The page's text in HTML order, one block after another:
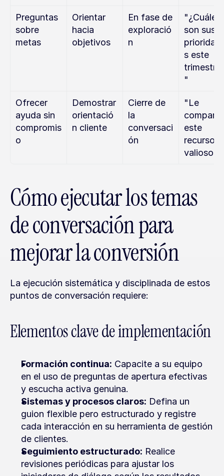
Preguntas
sobre
metas
Orientar
hacia
objetivos
En fase de
exploració
n
"¿Cuáles
son sus
s este
"
Ofrecer
ayuda sin
compromis
o
Demostrar
orientació
n cliente
Cierre de
la
conversaci
ón
"Le
comparto
este
recurso
valioso."
Cómo ejecutar los temas
de conversación para
mejorar la conversión
La ejecución sistemática y disciplinada de estos
puntos de conversación requiere:
Elementos clave de implementación
Formación continua: Capacite a su equipo
en el uso de preguntas de apertura efectivas
y escucha activa genuina.
Sistemas y procesos claros: Defina un
guion flexible pero estructurado y registre
cada interacción en su herramienta de gestión
de clientes.
Seguimiento estructurado: Realice
revisiones periódicas para ajustar los